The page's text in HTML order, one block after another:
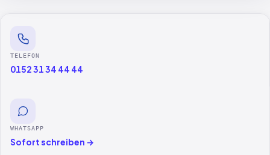
TELEFON
0152 31 34 44 44
WHATSAPP
Sofort schreiben →